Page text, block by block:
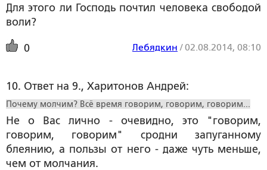
Для этого ли Господь почтил человека свободой
воли?
0 Лебядкин /02.08.2014, 08:10
10. Ответ на 9., Харитонов Андрей:
Почему молчим? Всё время говорим, говорим, говорим...
Не о Вас лично - очевидно, это "говорим,
говорим, говорим" сродни запуганному
блеянию, а пользы от него - даже чуть меньше,
чем от молчания.